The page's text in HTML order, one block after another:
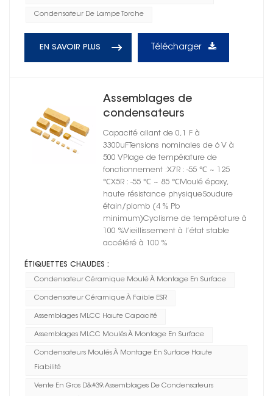
Condensateur De Lampe Torche
EN SAVOIR PLUS Télécharger
Assemblages de
condensateurs
céramiques moulés à
montage en surface
Capacité allant de 0,1 F à
3300uFTensions nominales de 6 V à
500 VPlage de température de
fonctionnement :X7R : -55 ℃ ~ 125
℃X5R : -55 ℃ ~ 85 ℃Moulé époxy,
haute résistance physiqueSoudure
étain/plomb (4 % Pb
minimum)Cyclisme de température à
100 %Vieillissement à l’état stable
accéléré à 100 %
ÉTIQUETTES CHAUDES :
Condensateur Céramique Moulé À Montage En Surface
Condensateur Céramique À Faible ESR
Assemblages MLCC Haute Capacité
Assemblages MLCC Moulés À Montage En Surface
Condensateurs Moulés À Montage En Surface Haute
Fiabilité
Vente En Gros D&#39;assemblages De Condensateurs